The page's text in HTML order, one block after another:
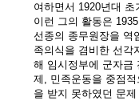
여하면서 1920년대
이런 그의 활동은
선종의 종무원장을 역
족의식을 겸비한 선각
해 임시정부에 군자금
제, 민족운동을 중점
을 받지 못하였던 문